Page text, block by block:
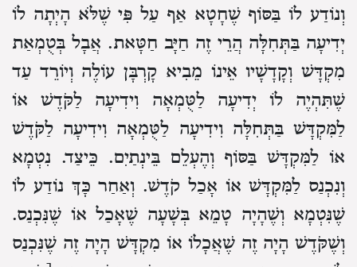
וְנוֹדַע לוֹ בַּסּוֹף שֶׁחָטָא אַף עַל פִּי שֶׁלֹּא הָיְתָה לוֹ
יְדִיעָה בַּתְּחִלָּה הֲרֵי זֶה חַיָּב חַטָּאת. אֲבָל בְּטֻמְאַת
מִקְדָּשׁ וְקָדָשָׁיו אֵינוֹ מֵבִיא קָרְבָּן עוֹלֶה וְיוֹרֵד עַד
שֶׁתִּהְיֶה לוֹ יְדִיעָה לַטֻּמְאָה וִידִיעָה לַקֹּדֶשׁ אוֹ
לַמִּקְדָּשׁ בַּתְּחִלָּה וִידִיעָה לַטֻּמְאָה וִידִיעָה לַקֹּדֶשׁ
אוֹ לַמִּקְדָּשׁ בַּסּוֹף וְהֶעְלֵם בֵּינְתַיִם. כֵּיצַד. נִטְמָא
וְנִכְנַס לַמִּקְדָּשׁ אוֹ אָכַל קֹדֶשׁ. וְאַחַר כָּךְ נוֹדַע לוֹ
שֶׁנִּטְמָא וְשֶׁהָיָה טָמֵא בְּשָׁעָה שֶׁאָכַל אוֹ שֶׁנִּכְנַס.
וְשֶׁקֹּדֶשׁ הָיָה זֶה שֶׁאֲכָלוֹ אוֹ מִקְדָּשׁ הָיָה זֶה שֶׁנִּכְנַס